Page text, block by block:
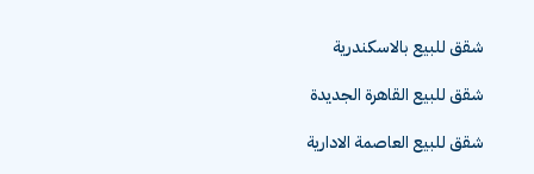
شقق للبيع بالاسكندرية
شقق للبيع القاهرة الجديدة
شقق للبيع العاصمة الادارية